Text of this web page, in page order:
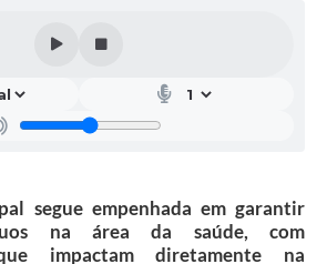
segue empenhada em garantir
na área da saúde, com
impactam diretamente na